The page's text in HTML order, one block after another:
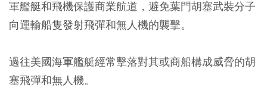
軍艦艇和飛機保護商業航道，避免葉門胡塞武裝分子
向運輸船隻發射飛彈和無人機的襲擊。
過往美國海軍艦艇經常擊落對其或商船構成威脅的胡
塞飛彈和無人機。